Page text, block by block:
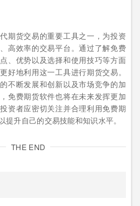
期货交易的重要工具之一，为投资
高效率的交易平台。通过了解免费
、优势以及选择和使用技巧等方面
好地利用这一工具进行期货交易。
不断发展和创新以及市场竞争的加
免费期货软件也将在未来发挥更加
资者应密切关注并合理利用免费期
提升自己的交易技能和知识水平。
THE END